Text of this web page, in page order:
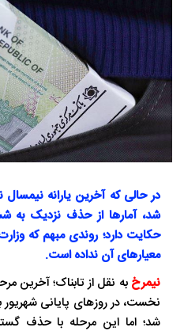
در حالی که آخرین یارانه
شد، آمار‌ها از حذف نزدیک به
حکایت دارد؛ روندی مبهم که
معیار‌های آن نداده است.
نیمرخ به نقل از تابناک؛ آخرین
نخست، در روزهای پایانی شهریور
شد؛ اما این مرحله با حذف